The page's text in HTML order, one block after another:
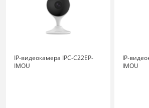
IP-видеокамера IPC-C22EP-
IMOU
IP-
IMOU